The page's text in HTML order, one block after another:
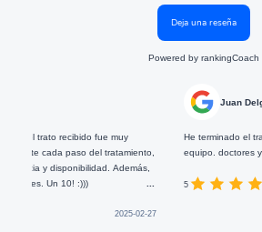
Deja una reseña
Powered by rankingCoach
...
En Google
He terminado el tratamiento dental que me
equipo. doctores y asistentes, ahora puedo
5